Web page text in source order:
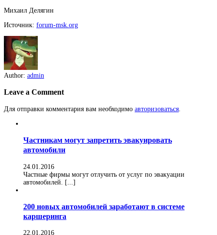
Михаил Делягин
Источник: forum-msk.org
Author: admin
Leave a Comment
Для отправки комментария вам необходимо авторизоваться
Частникам могут запретить эвакуировать
автомобили
24.01.2016
Частные фирмы могут отлучить от услуг по эвакуации
автомобилей. [...]
200 новых автомобилей заработают в системе
каршеринга
22.01.2016